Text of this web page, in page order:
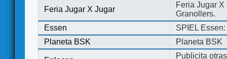
Feria Jugar X Jugar
Feria Jugar
Granollers.
Essen
SPIEL
Planeta BSK
Planeta BSK
Publicita